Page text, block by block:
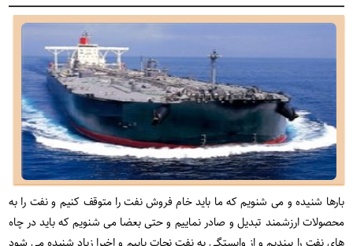
بارها شنیده و می شنویم که ما باید خام فروش نفت را متوقف کنیم و نفت را به
محصولات ارزشمند تبدیل و صادر نماییم و حتی بعضا می شنویم که باید در چاه